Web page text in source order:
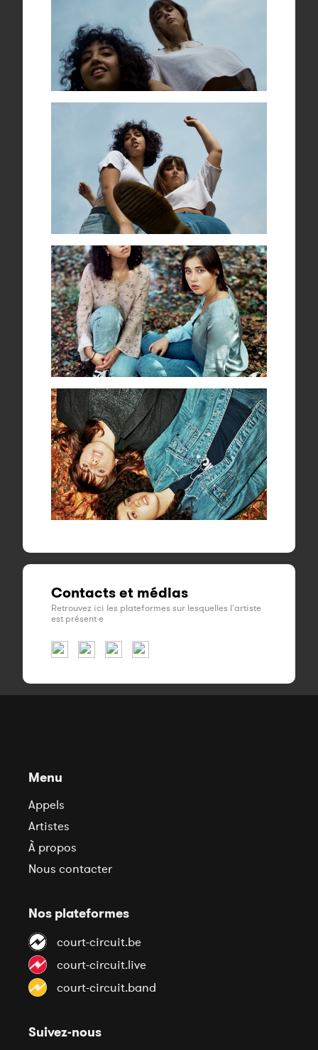
Contacts et médias
Retrouvez ici les plateformes sur lesquelles l'artiste
est présent·e
Menu
Appels
Artistes
À propos
Nous contacter
Nos plateformes
court-circuit.be
court-circuit.live
court-circuit.band
Suivez-nous